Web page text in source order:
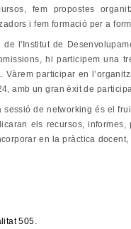
fem propostes
i fem formació per a
l'Institut de
hi participem una
Vàrem participar en
amb un gran èxit de
de networking és el
els recursos,
en la pràctica
505.